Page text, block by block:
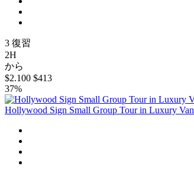
3 復習
2H
から
$2.100 $413
37%
Hollywood Sign Small Group Tour in Luxury Van